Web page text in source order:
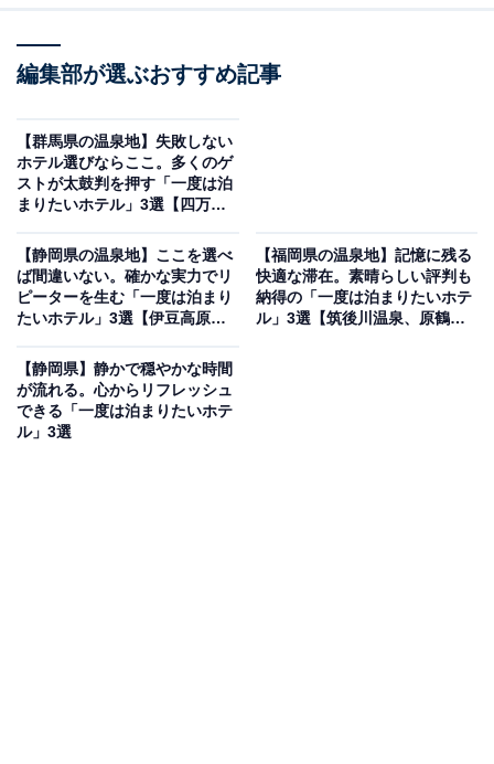
式Webサイトより）
「城崎温泉 きのさきの宿 緑風閣」は、城崎温泉駅から徒
歩約5分の好立地に佇む宿です。大浴場の『緑風』や
『水風』では、檜の桶風呂や、2024年に誕生した『玄武
サウナ』などの本格サウナを満喫できます。お食事は、
極上の但馬牛や日本海屈指の漁港で水揚げされたカニ料
編集部が選ぶおすすめ記事
【群馬県の温泉地】失敗しない
ホテル選びならここ。多くのゲ
ストが太鼓判を押す「一度は泊
まりたいホテル」3選【四万温
【静岡県の温泉地】ここを選べ
ば間違いない。確かな実力でリ
ピーターを生む「一度は泊まり
たいホテル」3選【伊豆高原温
【福岡県の温泉地】記憶に残る
快適な滞在。素晴らしい評判も
納得の「一度は泊まりたいホテ
ル」3選【筑後川温泉、原鶴温
【静岡県】静かで穏やかな時間
が流れる。心からリフレッシュ
できる「一度は泊まりたいホテ
ル」3選